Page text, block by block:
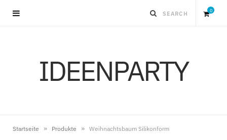
0
IDEENPARTY
Startseite » Produkte » Weihnachtsbaum Silikonform